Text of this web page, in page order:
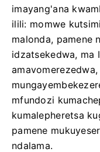
imayang'ana
ilili: momwe
malonda, pamene
idzatsekedwa, ma
mfundozi
kumalepheretsa
pamene
ndalama.